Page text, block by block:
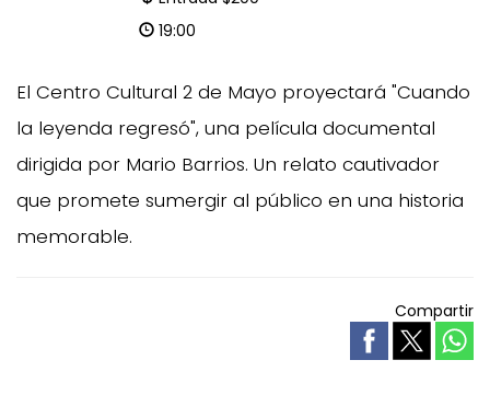
19:00
El Centro Cultural 2 de Mayo proyectará "Cuando
la leyenda regresó", una película documental
dirigida por Mario Barrios. Un relato cautivador
que promete sumergir al público en una historia
memorable.
Compartir